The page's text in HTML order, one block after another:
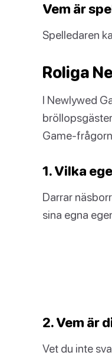
Vem är
Spelledaren
Roliga
I Newlywed
Game-
1. Vilka
Darrar
sina egna
2. Vem är
Vet du inte